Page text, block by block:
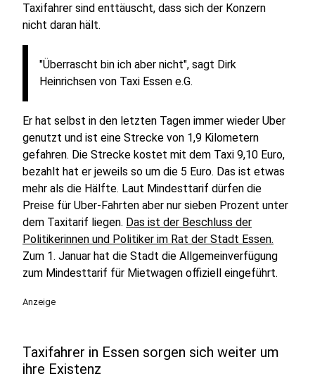
Taxifahrer sind enttäuscht, dass sich der Konzern
nicht daran hält.
"Überrascht bin ich aber nicht", sagt Dirk
Heinrichsen von Taxi Essen e.G.
Er hat selbst in den letzten Tagen immer wieder Uber
genutzt und ist eine Strecke von 1,9 Kilometern
gefahren. Die Strecke kostet mit dem Taxi 9,10 Euro,
bezahlt hat er jeweils so um die 5 Euro. Das ist etwas
mehr als die Hälfte. Laut Mindesttarif dürfen die
Preise für Uber-Fahrten aber nur sieben Prozent unter
dem Taxitarif liegen. Das ist der Beschluss der
Politikerinnen und Politiker im Rat der Stadt Essen.
Zum 1. Januar hat die Stadt die Allgemeinverfügung
zum Mindesttarif für Mietwagen offiziell eingeführt.
Anzeige
Taxifahrer in Essen sorgen sich weiter um
ihre Existenz